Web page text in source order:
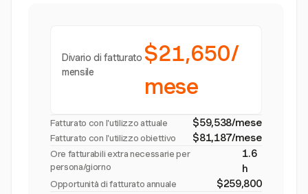
Divario di fatturato
mensile
$21,650/
mese
Fatturato con l'utilizzo attuale $59,538/mese
Fatturato con l'utilizzo obiettivo $81,187/mese
Ore fatturabili extra necessarie per
persona/giorno
1.6
h
Opportunità di fatturato annuale $259,800